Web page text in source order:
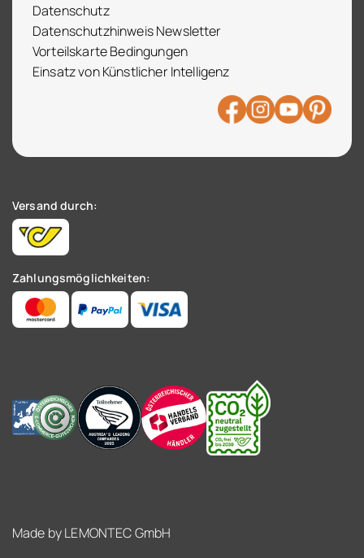
Datenschutz
Datenschutzhinweis Newsletter
Vorteilskarte Bedingungen
Einsatz von Künstlicher Intelligenz
Versand durch:
Zahlungsmöglichkeiten:
Made byLEMONTEC GmbH